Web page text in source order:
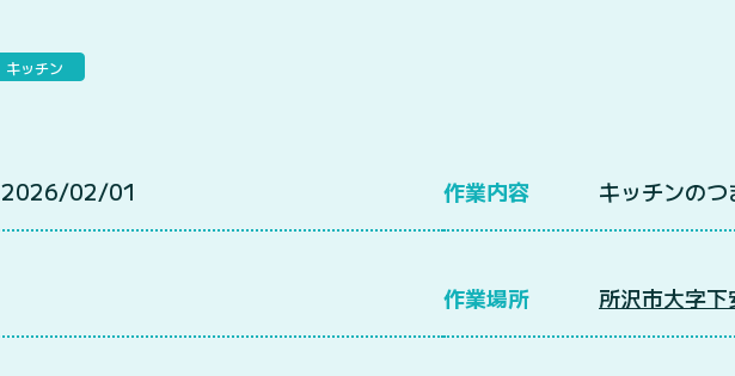
キッチン
2026/02/01 作業内容 キッチンの
作業場所 所沢市大字下